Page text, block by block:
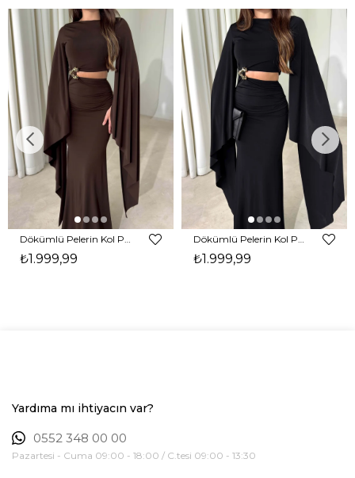
₺1.999,99 ₺1.999,99
Yardıma mı ihtiyacın var?
0552 348 00 00
Pazartesi - Cuma 09:00 - 18:00 / C.tesi 09:00 - 13:30